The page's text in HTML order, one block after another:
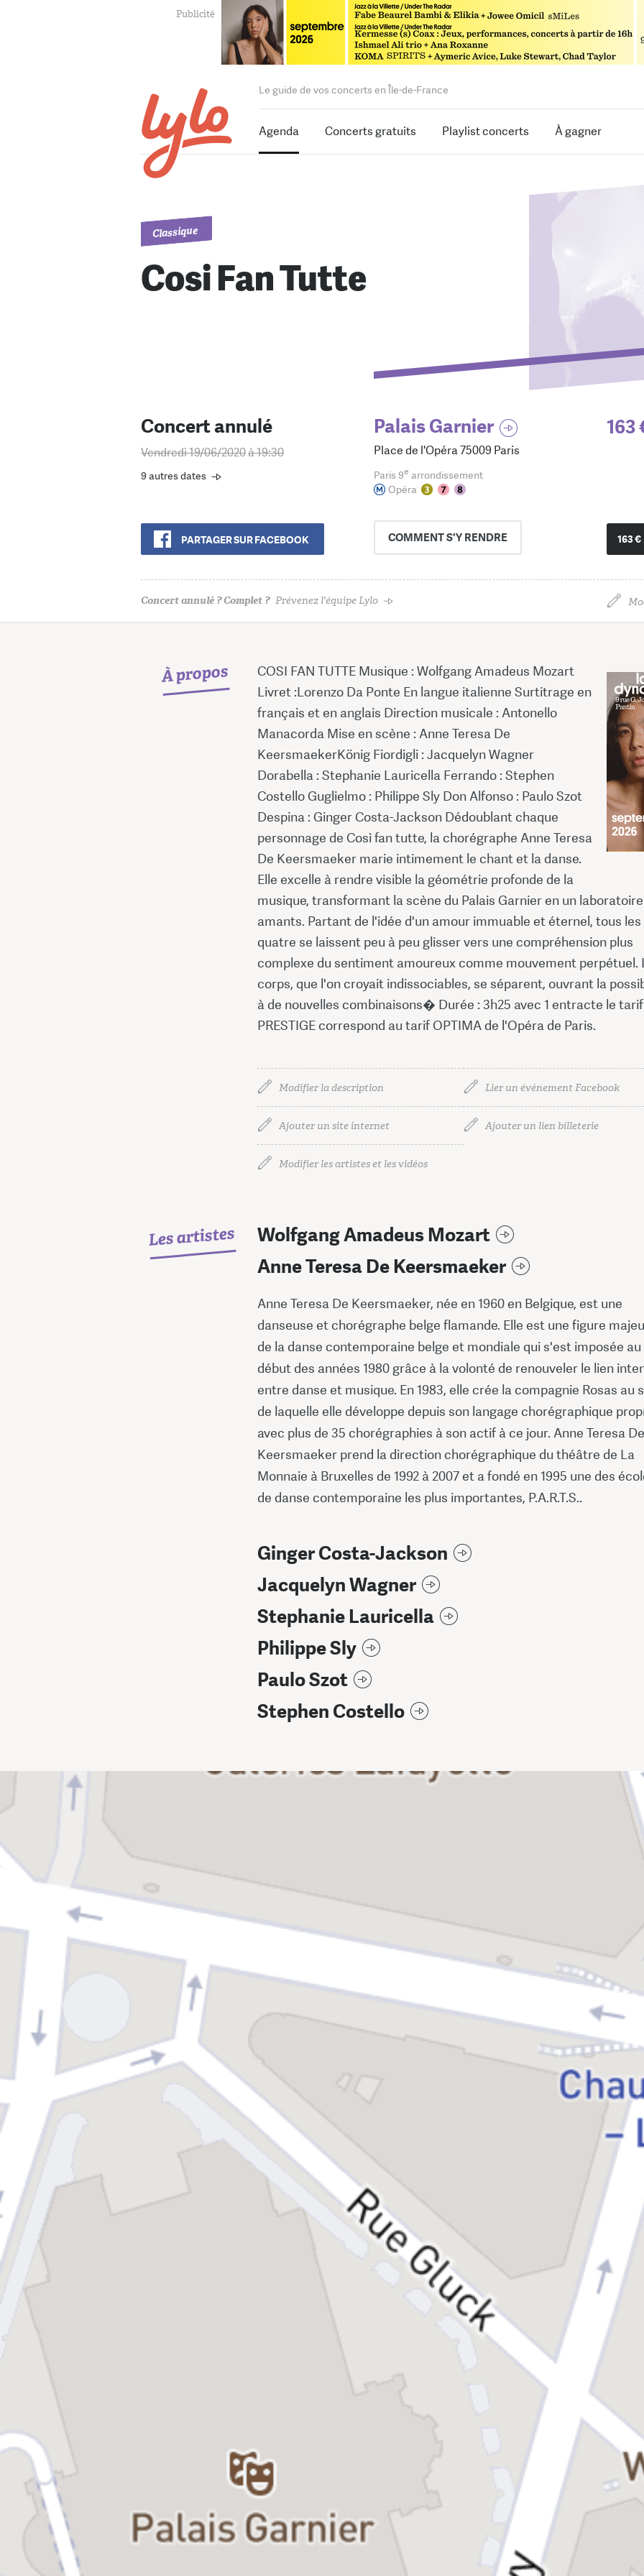
Le guide de vos concerts en Île-de-France
Agenda Concerts gratuits Playlist concerts À gagner
Classique
Cosi Fan Tutte
Concert annulé
Vendredi 19/06/2020à 19:30
9 autres dates
PARTAGER SUR FACEBOOK
Palais Garnier
Place de l'Opéra 75009 Paris
Paris 9e arrondissement
Opéra
COMMENTS'Y RENDRE
163
163 €
Concert annulé ? Complet ? Prévenez l'équipe Lylo
À propos
COSI FAN TUTTE Musique : Wolfgang Amadeus Mozart
Livret :Lorenzo Da Ponte En langue italienne Surtitrage en
français et en anglais Direction musicale : Antonello
Manacorda Mise en scène : Anne Teresa De
KeersmaekerKönig Fiordigli : Jacquelyn Wagner
Dorabella : Stephanie Lauricella Ferrando : Stephen
Costello Guglielmo : Philippe Sly Don Alfonso : Paulo Szot
Despina : Ginger Costa-Jackson Dédoublant chaque
personnage de Così fan tutte, la chorégraphe Anne Teresa
De Keersmaeker marie intimement le chant et la danse.
Elle excelle à rendre visible la géométrie profonde de la
musique, transformant la scène du Palais Garnier en un
amants. Partant de l'idée d'un amour immuable et éternel, tous les
quatre se laissent peu à peu glisser vers une compréhension plus
complexe du sentiment amoureux comme mouvement perpétuel.
corps, que l'on croyait indissociables, se séparent, ouvrant la
à de nouvelles combinaisons� Durée : 3h25 avec 1 entracte le tarif
PRESTIGE correspond au tarif OPTIMA de l'Opéra de Paris.
Modifier la description Lier un événement Facebook
Ajouter un site internet Ajouter un lien billeterie
Modifier les artistes et les vidéos
Les artistes
Wolfgang Amadeus Mozart
Anne Teresa De Keersmaeker
Anne Teresa De Keersmaeker, née en 1960 en Belgique, est une
danseuse et chorégraphe belge flamande. Elle est une figure
de la danse contemporaine belge et mondiale qui s'est imposée au
début des années 1980 grâce à la volonté de renouveler le lien
entre danse et musique. En 1983, elle crée la compagnie Rosas au
de laquelle elle développe depuis son langage chorégraphique
avec plus de 35 chorégraphies à son actif à ce jour. Anne Teresa De
Keersmaeker prend la direction chorégraphique du théâtre de La
Monnaie à Bruxelles de 1992 à 2007 et a fondé en 1995 une des
de danse contemporaine les plus importantes, P.A.R.T.S..
Ginger Costa-Jackson
Jacquelyn Wagner
Stephanie Lauricella
Philippe Sly
Paulo Szot
Stephen Costello